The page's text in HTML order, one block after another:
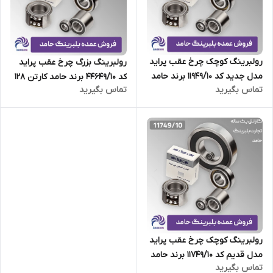
رولبرینگ کوچک چرخ عقب پراید
مدل جدید کد 11949/10 برند حامد
کارتن 128 عددی
تماس بگیرید
رولبرینگ بزرگ چرخ عقب پراید
کد 44649/10 برند حامد کارتن 128
عددی
تماس بگیرید
رولبرینگ کوچک چرخ عقب پراید
مدل قدیم کد 11749/10 برند حامد
کارتن 128 عددی
تماس بگیرید